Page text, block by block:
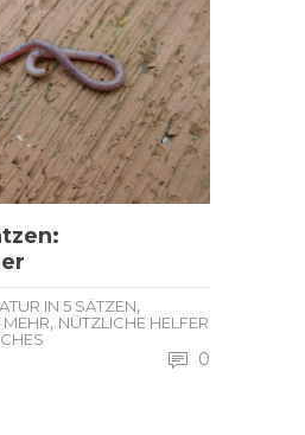
IN 5 SÄTZEN,
, NÜTZLICHE HELFER
0